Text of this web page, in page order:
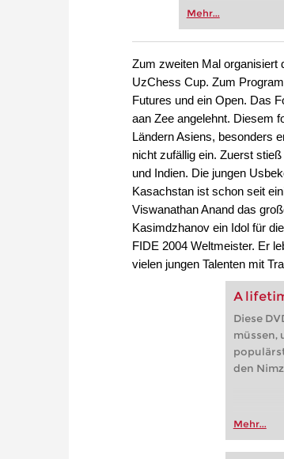
Vereinsschachs
zuvor.
Mehr...
Zum zweiten Mal organisiert
UzChess Cup. Zum
Futures und ein Open. Das
aan Zee angelehnt. Diesem
Ländern Asiens, besonders
nicht zufällig ein. Zuerst
und Indien. Die jungen
Kasachstan ist schon seit
Viswanathan Anand das
Kasimdzhanov ein Idol für
FIDE 2004 Weltmeister. Er
vielen jungen Talenten mit
A
Diese
müssen,
den
Mehr...